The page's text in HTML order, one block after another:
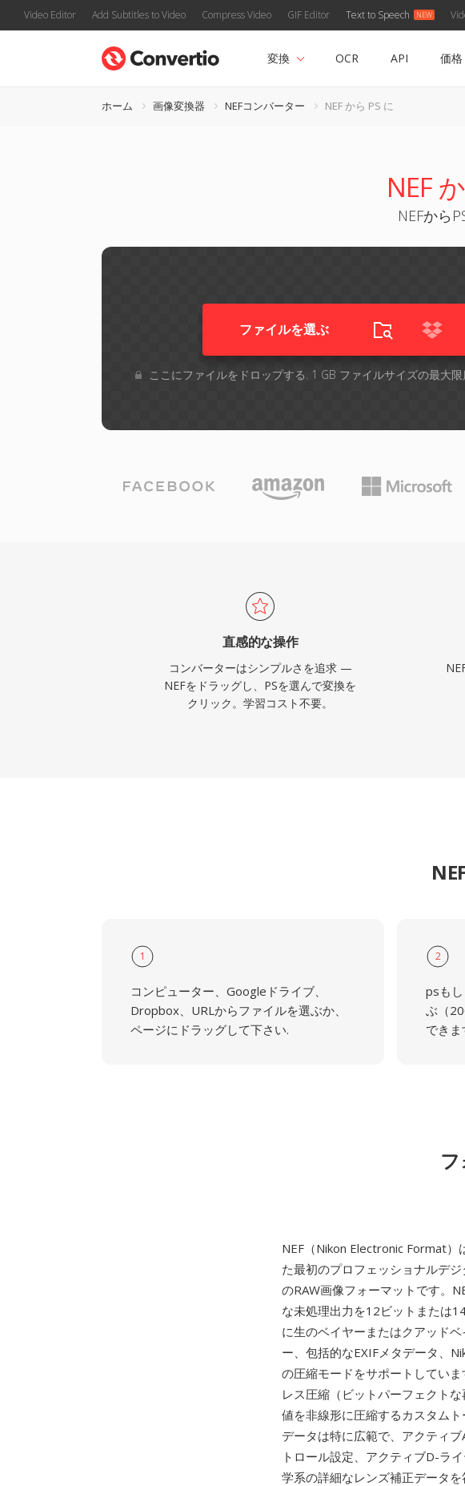
Video Editor Add Subtitles to Video Compress Video GIF Editor Text to Speech
変換 OCR API 価格
ホーム 画像変換器 NEFコンバーター NEF から PS に
NEF
NEFから
ファイルを選ぶ
ここにファイルをドロップする. 1 GB ファイルサイズの最大
直感的な操作
コンバーターはシンプルさを追求 —
NEFをドラッグし、PSを選んで変換を
クリック。学習コスト不要。
1
コンピューター、Googleドライブ、
Dropbox、URLからファイルを選ぶか、
ページにドラッグして下さい.
2
psも
ぶ（
できま
NEF（Nikon Electronic Format）
た最初のプロフェッショナルデ
のRAW画像フォーマットです。
な未処理出力を12ビットまたは
に生のベイヤーまたはクアッド
ー、包括的なEXIFメタデータ、
の圧縮モードをサポートしてい
レス圧縮（ビットパーフェクト
値を非線形に圧縮するカスタム
データは特に広範で、アクティ
トロール設定、アクティブD-ラ
学系の詳細なレンズ補正データ